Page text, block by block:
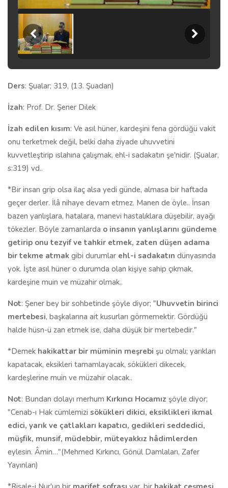
Ders: Şualar; 319, (13. Şuadan)
İzah: Prof. Dr. Şener Dilek
İzah edilen kısım: Ve asıl hüner, kardeşini fena gördüğü vakit
onu terketmek değil, belki daha ziyade uhuvvetini
kuvvetleştirip ıslahına çalışmak, ehl-i sadakatın şe'nidir. (Şualar,
s:319) vd..
*Bir insan grip olsa ilaç alsa yedi günde, almasa bir haftada
geçer derler. İlâ nihaye devam etmez. Manen de öyle.. İnsan
bazen yanlışlara, hatalara, manevi hastalıklara düşebilir, ayağı
tökezler. Böyle zamanlarda o insanın yanlışlarını gündeme
getirip onu tezyif ve tahkir etmek, zaten düşen adama
bir tekme atmak gibi durumlar ehl-i sadakatın dünyasında
yok. İşte asıl hüner o durumda olan kişiye sahip çıkmak,
kardeşine muin ve müzahir olmak..
Not: Şener bey bir sohbetinde şöyle diyor; "Uhuvvetin birinci
mertebesi, başkalarına ait kusurları görmemektir. Gördüğü
halde hüsn-ü zan etmek ise, daha düşük bir mertebedir."
*Demek hakikattar bir müminin meşrebi şu olmalı; yarıkları
kapatacak, eksikleri tamamlayacak, sökükleri dikecek,
kardeşlerine muin ve müzahir olacak..
Not: Bundan dolayı merhum Kırkıncı Hocamız şöyle diyor;
"Cenab-ı Hak cümlemizi sökükleri dikici, eksiklikleri ikmal
edici, yarık ve çatlakları kapatıcı, gedikleri seddedici,
müşfik, munsif, müdebbir, müteyakkız hâdimlerden
eylesin. Âmin…"(Mehmed Kırkıncı, Gönül Damlaları, Zafer
Yayınları)